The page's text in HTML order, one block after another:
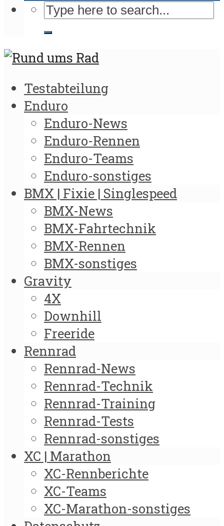
Testabteilung
Enduro
Enduro-News
Enduro-Rennen
Enduro-Teams
Enduro-sonstiges
BMX | Fixie | Singlespeed
BMX-News
BMX-Fahrtechnik
BMX-Rennen
BMX-sonstiges
Gravity
4X
Downhill
Freeride
Rennrad
Rennrad-News
Rennrad-Technik
Rennrad-Training
Rennrad-Tests
Rennrad-sonstiges
XC | Marathon
XC-Rennberichte
XC-Teams
XC-Marathon-sonstiges